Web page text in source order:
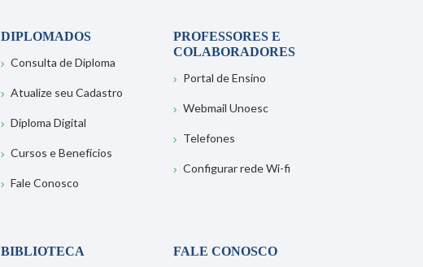
DIPLOMADOS
Consulta de Diploma
Atualize seu Cadastro
Diploma Digital
Cursos e Benefícios
Fale Conosco
PROFESSORES E
COLABORADORES
Portal de Ensino
Webmail Unoesc
Telefones
Configurar rede Wi-fi
BIBLIOTECA
FALE CONOSCO